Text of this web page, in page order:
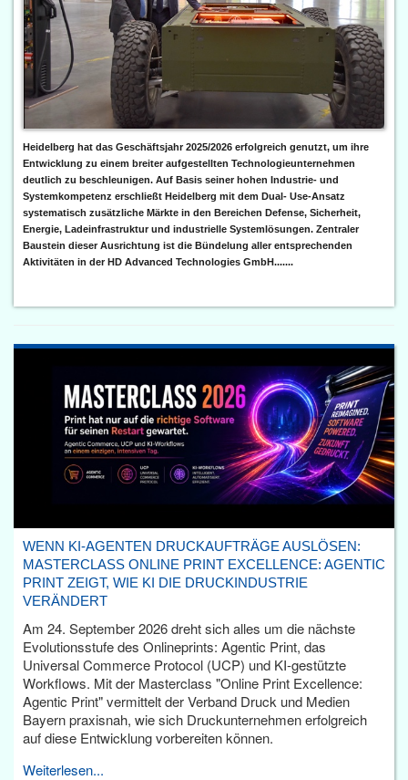
Heidelberg hat das Geschäftsjahr 2025/2026 erfolgreich genutzt, um ihre
Entwicklung zu einem breiter aufgestellten Technologieunternehmen
deutlich zu beschleunigen. Auf Basis seiner hohen Industrie- und
Systemkompetenz erschließt Heidelberg mit dem Dual- Use-Ansatz
systematisch zusätzliche Märkte in den Bereichen Defense, Sicherheit,
Energie, Ladeinfrastruktur und industrielle Systemlösungen. Zentraler
Baustein dieser Ausrichtung ist die Bündelung aller entsprechenden
Aktivitäten in der HD Advanced Technologies GmbH.......
WENN KI-AGENTEN DRUCKAUFTRÄGE AUSLÖSEN:
MASTERCLASS ONLINE PRINT EXCELLENCE: AGENTIC
PRINT ZEIGT, WIE KI DIE DRUCKINDUSTRIE
VERÄNDERT
Am 24. September 2026 dreht sich alles um die nächste
Evolutionsstufe des Onlineprints: Agentic Print, das
Universal Commerce Protocol (UCP) und KI-gestützte
Workflows. Mit der Masterclass "Online Print Excellence:
Agentic Print" vermittelt der Verband Druck und Medien
Bayern praxisnah, wie sich Druckunternehmen erfolgreich
auf diese Entwicklung vorbereiten können.
Weiterlesen...